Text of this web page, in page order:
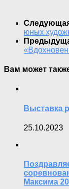
юных
Вам может
Выставка
25.10.2023
Максима